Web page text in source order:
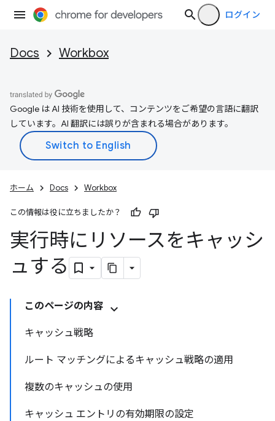
ログイン
Docs Workbox
Google は AI 技術を使用して、コンテンツをご希望の言語に翻訳
しています。AI 翻訳には誤りが含まれる場合があります。
ホーム Docs Workbox
この情報は役に立ちましたか？
実行時にリソースをキャッシ
ュする
このページの内容
キャッシュ戦略
ルート マッチングによるキャッシュ戦略の適用
複数のキャッシュの使用
キャッシュ エントリの有効期限の設定